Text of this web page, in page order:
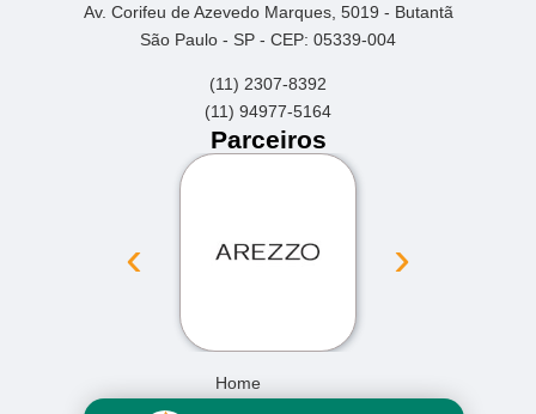
Av. Corifeu de Azevedo Marques, 5019 - Butantã
São Paulo - SP - CEP: 05339-004
(11) 2307-8392
(11) 94977-5164
Parceiros
‹ ›
Home